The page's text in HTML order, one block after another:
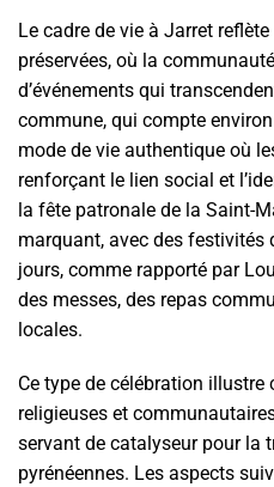
Le cadre de vie à Jarret
préservées, où la
d’événements qui
commune, qui compte environ
mode de vie authentique où
renforçant le lien social et
la fête patronale de la Saint-
marquant, avec des festivités
jours, comme rapporté par
des messes, des repas
locales.
Ce type de célébration
religieuses et
servant de catalyseur pour la
pyrénéennes. Les aspects